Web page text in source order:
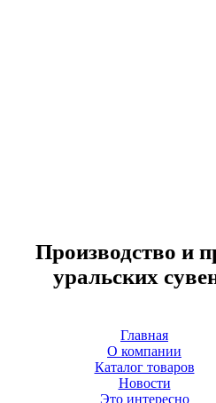
Производство и
уральских
Главная
О компании
Каталог товаров
Новости
Это интересно